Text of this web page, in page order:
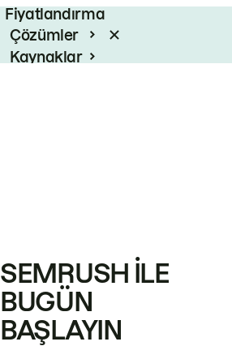
Fiyatlandırma
Çözümler
Kaynaklar
SEMRUSH ILE
BUGÜN
BAŞLAYIN